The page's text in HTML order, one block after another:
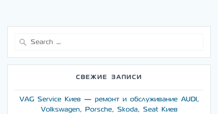
СВЕЖИЕ ЗАПИСИ
VAG Service Киев — ремонт и обслуживание AUDI,
Volkswagen, Porsche, Skoda, Seat Киев